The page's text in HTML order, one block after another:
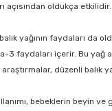
açısından oldukça
yağının faydaları da
3 faydaları içerir. Bu yağ
araştırmalar, düzenli
bebeklerin